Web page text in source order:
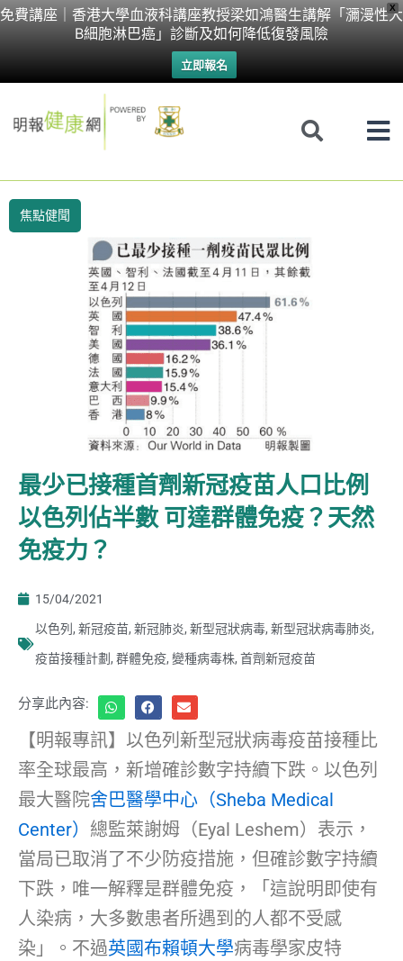
X
免費講座｜香港大學血液科講座教授梁如鴻醫生講解「瀰漫性大
B細胞淋巴癌」診斷及如何降低復發風險
立即報名
Skip
焦點健聞
最少已接種首劑新冠疫苗人口比例
以色列佔半數 可達群體免疫？天然
免疫力？
15/04/2021
以色列, 新冠疫苗, 新冠肺炎, 新型冠狀病毒, 新型冠狀病毒肺炎,
疫苗接種計劃, 群體免疫, 變種病毒株, 首劑新冠疫苗
分享此內容:
【明報專訊】以色列新型冠狀病毒疫苗接種比
率全球最高，新增確診數字持續下跌。以色列
最大醫院舍巴醫學中心（Sheba Medical
Center） 總監萊謝姆（Eyal Leshem）表示，
當局已取消了不少防疫措施，但確診數字持續
下跌，唯一解釋是群體免疫，「這說明即使有
人染病，大多數患者所遇到的人都不受感
染」。不過英國布賴頓大學病毒學家皮特